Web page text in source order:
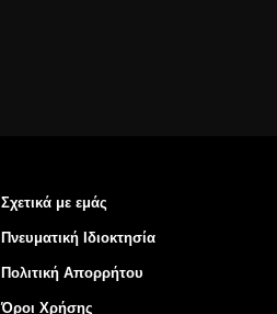
Σχετικά με εμάς
Πνευματική Ιδιοκτησία
Πολιτική Απορρήτου
Όροι Χρήσης